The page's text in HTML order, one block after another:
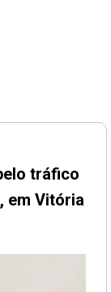
tráfico
em Vitória